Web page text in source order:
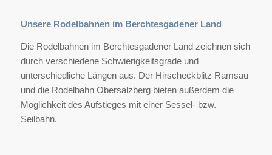
Unsere Rodelbahnen im Berchtesgadener Land
Die Rodelbahnen im Berchtesgadener Land zeichnen sich
durch verschiedene Schwierigkeitsgrade und
unterschiedliche Längen aus. Der Hirscheckblitz Ramsau
und die Rodelbahn Obersalzberg bieten außerdem die
Möglichkeit des Aufstieges mit einer Sessel- bzw.
Seilbahn.